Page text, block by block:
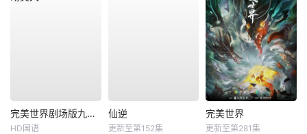
完美世界剧场版九劫焚天
HD国语
仙逆
更新至第152集
完美世界
更新至第281集